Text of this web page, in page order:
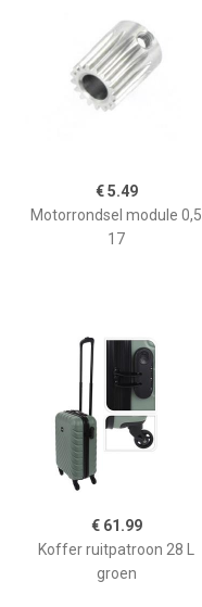
€ 5.49
Motorrondsel module 0,5
17
€ 61.99
Koffer ruitpatroon 28 L
groen